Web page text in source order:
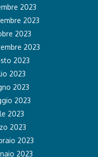
2023
2023
2023
2023
2023
2023
2023
2023
2023
2023
2023
2023